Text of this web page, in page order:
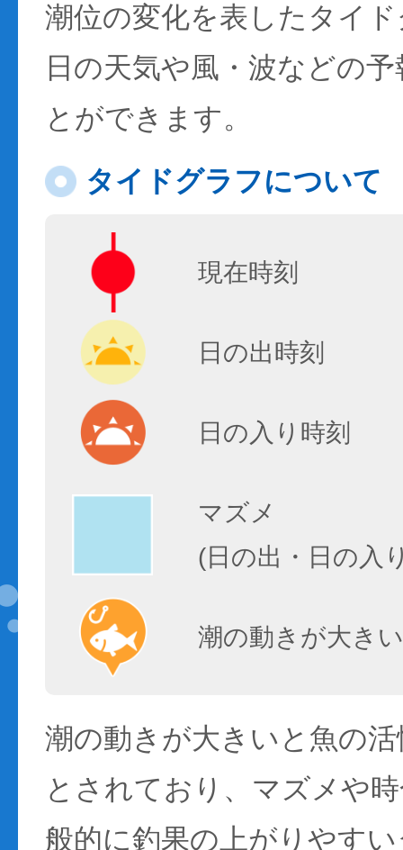
潮位の変化を表したタイ
日の天気や風・波などの
とができます。
タイドグラフについて
現在時刻
日の出時刻
日の入り時刻
マズメ
(日の出・日の入
潮の動きが大き
潮の動きが大きいと魚の
とされており、マズメや
般的に釣果の上がりやす